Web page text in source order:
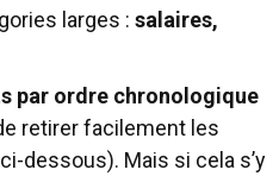
larges : salaires,
par ordre chronologique
retirer facilement les
dessous). Mais si cela s’y